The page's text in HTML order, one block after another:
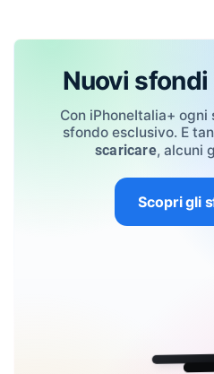
Nuovi
Con iPhoneItalia+
sfondo esclusivo. E
scaricare, alcuni
Scopri gli